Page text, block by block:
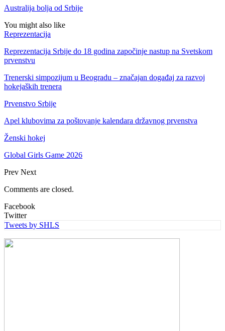
Australija bolja od Srbije
You might also like
Reprezentacija
Reprezentacija Srbije do 18 godina započinje nastup na Svetskom
prvenstvu
Trenerski simpozijum u Beogradu – značajan događaj za razvoj
hokejaških trenera
Prvenstvo Srbije
Apel klubovima za poštovanje kalendara državnog prvenstva
Ženski hokej
Global Girls Game 2026
Prev Next
Comments are closed.
Facebook
Twitter
Tweets by SHLS